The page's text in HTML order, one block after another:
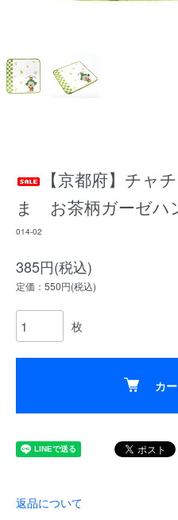
【京都府】チャ
ま お茶柄ガーゼハ
014-02
385円(税込)
定価：550円(税込)
枚
カ
返品について